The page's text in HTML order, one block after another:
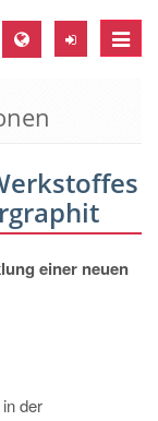
Toggle
einer neuen
der